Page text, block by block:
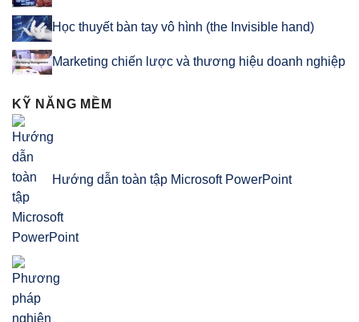
Học thuyết bàn tay vô hình (the Invisible hand)
Marketing chiến lược và thương hiệu doanh nghiệp
KỸ NĂNG MỀM
Hướng dẫn toàn tập Microsoft PowerPoint